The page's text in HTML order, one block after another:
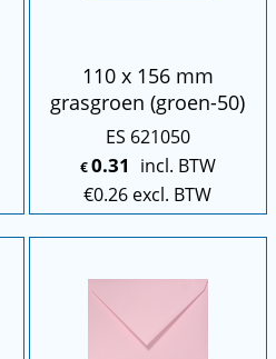
110 x 156 mm
grasgroen (groen-50)
ES 621050
€0.31 incl. BTW
€0.26 excl. BTW